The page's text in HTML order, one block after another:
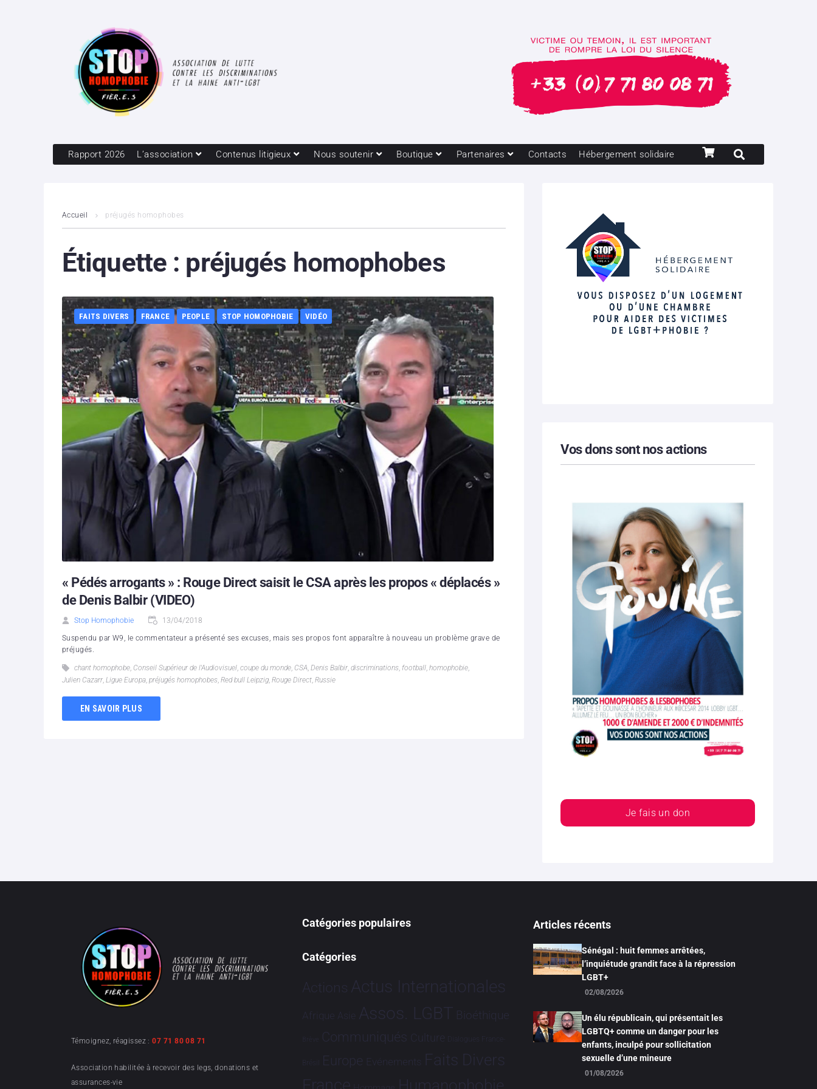
Rapport 2026 L’association Contenus litigieux Nous soutenir Boutique Partenaires Contacts Hébergement solidaire
Accueil préjugés homophobes
Étiquette : préjugés homophobes
FAITS DIVERS FRANCE PEOPLE STOP HOMOPHOBIE VIDÉO
« Pédés arrogants » : Rouge Direct saisit le CSA après les propos « déplacés »
de Denis Balbir (VIDEO)
Stop Homophobie 13/04/2018
Suspendu par W9, le commentateur a présenté ses excuses, mais ses propos font apparaître à nouveau un problème grave de
préjugés.
chant homophobe, Conseil Supérieur de l'Audiovisuel, coupe du monde, CSA, Denis Balbir, discriminations, football, homophobie,
Julien Cazarr, Ligue Europa, préjugés homophobes, Red bull Leipzig, Rouge Direct, Russie
EN SAVOIR PLUS
Vos dons sont nos actions
Je fais un don
Témoignez, réagissez :07 71 80 08 71
Association habilitée à recevoir des legs, donations et
assurances-vie
Catégories populaires
Catégories
Actions Actus Internationales
Afrique Asie Assos. LGBT Bioéthique
Brève Communiqués Culture Dialogues France-
Brésil Europe Evénements Faits Divers
Humanophobie
Articles récents
Sénégal : huit femmes arrêtées,
l’inquiétude grandit face à la répression
LGBT+
02/08/2026
Un élu républicain, qui présentait les
LGBTQ+ comme un danger pour les
enfants, inculpé pour sollicitation
sexuelle d’une mineure
01/08/2026